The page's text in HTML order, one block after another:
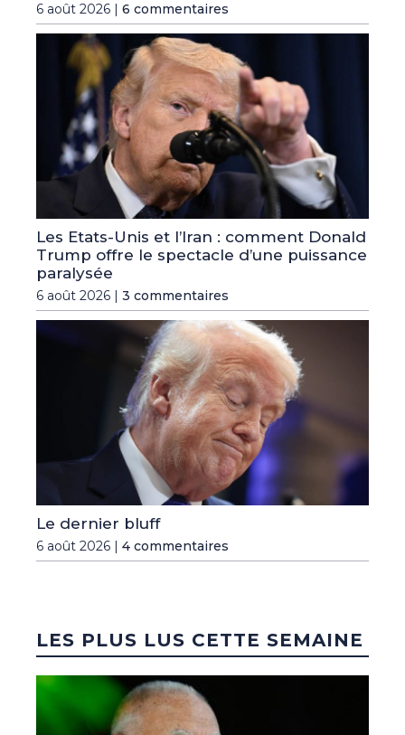
6 août 2026 | 6 commentaires
Les Etats-Unis et l’Iran : comment Donald
Trump offre le spectacle d’une puissance
paralysée
6 août 2026 | 3 commentaires
Le dernier bluff
6 août 2026 | 4 commentaires
LES PLUS LUS CETTE SEMAINE